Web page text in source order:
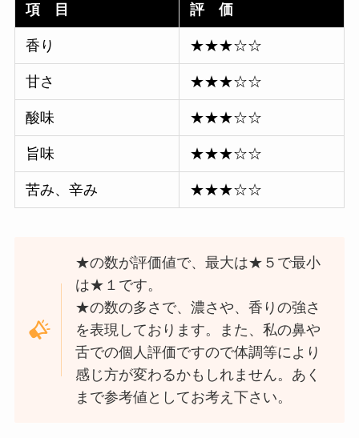
項 目 評 価
香り ★★★☆☆
甘さ ★★★☆☆
酸味 ★★★☆☆
旨味 ★★★☆☆
苦み、辛み ★★★☆☆
★の数が評価値で、最大は★５で最小
は★１です。
★の数の多さで、濃さや、香りの強さ
を表現しております。また、私の鼻や
舌での個人評価ですので体調等により
感じ方が変わるかもしれません。あく
まで参考値としてお考え下さい。